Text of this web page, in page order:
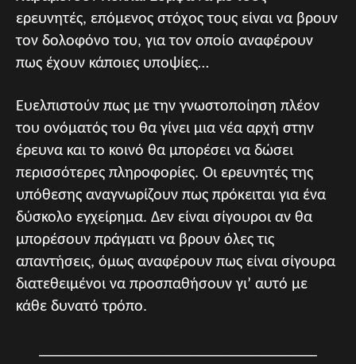
ερευνητές, επόμενος στόχος τους είναι να βρουν
τον δολοφόνο του, για τον οποίο αναφέρουν
πως έχουν κάποιες υποψίες…
Ευελπιστούν πως με την γνωστοποίηση πλέον
του ονόματός του θα γίνει μια νέα αρχή στην
έρευνα και το κοινό θα μπορέσει να δώσει
περισσότερες πληροφορίες. Οι ερευνητές της
υπόθεσης αναγνωρίζουν πως πρόκειται για ένα
δύσκολο εγχείρημα. Δεν είναι σίγουροι αν θα
μπορέσουν πράγματι να βρουν όλες τις
απαντήσεις, όμως αναφέρουν πως είναι σίγουρα
διατεθειμένοι να προσπαθήσουν γι’ αυτό με
κάθε δυνατό τρόπο.